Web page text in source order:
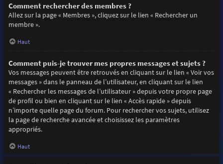
Comment rechercher des membres ?
Allez sur la page « Membres », cliquez sur le lien « Rechercher un
membre ».
Haut
Comment puis-je trouver mes propres messages et sujets ?
Vos messages peuvent être retrouvés en cliquant sur le lien « Voir vos
messages » dans le panneau de l’utilisateur, en cliquant sur le lien
« Rechercher les messages de l’utilisateur » depuis votre propre page
de profil ou bien en cliquant sur le lien « Accès rapide » depuis
n’importe quelle page du forum. Pour rechercher vos sujets, utilisez
la page de recherche avancée et choisissez les paramètres
appropriés.
Haut